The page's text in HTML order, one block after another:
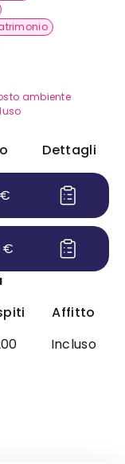
ambiente
Dettagli
€
€
Affitto
Incluso